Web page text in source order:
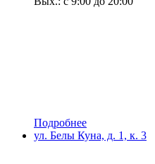
Подробнее
ул. Белы Куна, д. 1, к. 3